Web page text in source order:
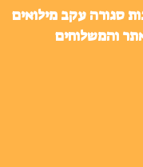
סגורה עקב מילואים
והמשלוחים